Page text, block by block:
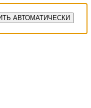
АВТОМАТИЧЕСКИ